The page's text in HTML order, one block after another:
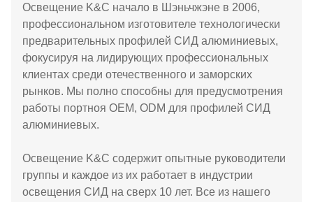
Освещение K&C начало в Шэньчжэне в 2006,
профессиональном изготовителе технологически
предварительных профилей СИД алюминиевых,
фокусируя на лидирующих профессиональных
клиентах среди отечественного и заморских
рынков. Мы полно способны для предусмотрения
работы портноя OEM, ODM для профилей СИД
алюминиевых.
Освещение K&C содержит опытные руководители
группы и каждое из их работает в индустрии
освещения СИД на сверх 10 лет. Все из нашего